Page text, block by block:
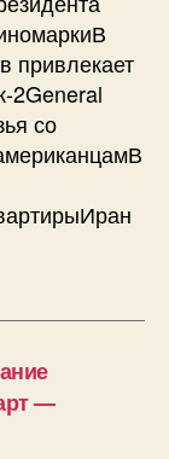
2General
со
—